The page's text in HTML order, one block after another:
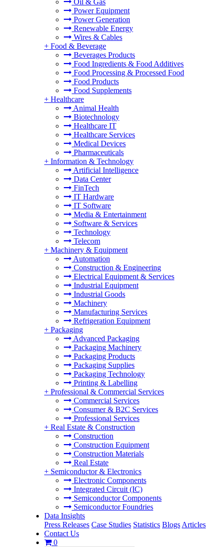
Oil & Gas
Power Equipment
Power Generation
Renewable Energy
Wires & Cables
+ Food & Beverage
Beverages Products
Food Ingredients & Food Additives
Food Processing & Processed Food
Food Products
Food Supplements
+ Healthcare
Animal Health
Biotechnology
Healthcare IT
Healthcare Services
Medical Devices
Pharmaceuticals
+ Information & Technology
Artificial Intelligence
Data Center
FinTech
IT Hardware
IT Software
Media & Entertainment
Software & Services
Technology
Telecom
+ Machinery & Equipment
Automation
Construction & Engineering
Electrical Equipment & Services
Industrial Equipment
Industrial Goods
Machinery
Manufacturing Services
Refrigeration Equipment
+ Packaging
Advanced Packaging
Packaging Machinery
Packaging Products
Packaging Supplies
Packaging Technology
Printing & Labelling
+ Professional & Commercial Services
Commercial Services
Consumer & B2C Services
Professional Services
+ Real Estate & Construction
Construction
Construction Equipment
Construction Materials
Real Estate
+ Semiconductor & Electronics
Electronic Components
Integrated Circuit (IC)
Semiconductor Components
Semiconductor Foundries
Data Insights
Press Releases Case Studies Statistics Blogs Articles
Contact Us
0